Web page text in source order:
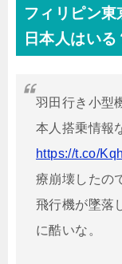
フィリピン
日本人はいる
羽田行き小型
本人搭乗情報
https://t.co/
療崩壊したの
飛行機が墜落
に酷いな。